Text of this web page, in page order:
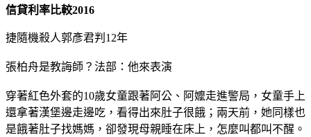
信貸利率比較2016
捷隨機殺人郭彥君判12年
張柏舟是教誨師？法部：他來表演
穿著紅色外套的10歲女童跟著阿公、阿嬤走進警局，女童手上
還拿著漢堡邊走邊吃，看得出來肚子很餓；兩天前，她同樣也
是餓著肚子找媽媽，卻發現母親睡在床上，怎麼叫都叫不醒。